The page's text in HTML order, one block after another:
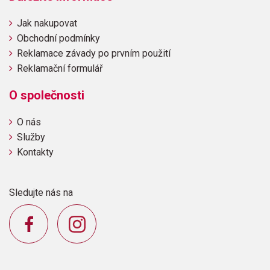
*Šířka 149cm
*Výška 101cm
*Váha 330kg
*88 kláves
Jak nakupovat
Obchodní podmínky
Reklamace závady po prvním použití
Reklamační formulář
O společnosti
O nás
Služby
Kontakty
Sledujte nás na